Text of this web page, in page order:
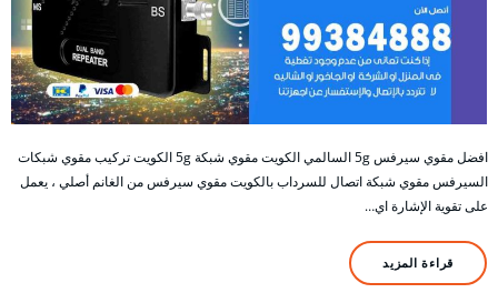
افضل مقوي سيرفس 5g السالمي الكويت مقوي شبكة 5g الكويت تركيب مقوي شبكات
السيرفس مقوي شبكة اتصال للسرداب بالكويت مقوي سيرفس من الغانم أصلي ، يعمل
على تقوية الإشارة اي…
قراءة المزيد